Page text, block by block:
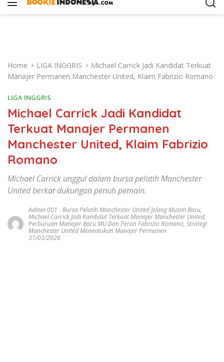
Home LIGA INGGRIS
Michael Carrick Jadi Kandidat Terkuat
Manajer Permanen Manchester United, Klaim Fabrizio Romano
LIGA INGGRIS
Michael Carrick Jadi Kandidat
Terkuat Manajer Permanen
Manchester United, Klaim Fabrizio
Romano
Michael Carrick unggul dalam bursa pelatih Manchester
United berkat dukungan penuh pemain.
Admin 001 -Bursa Pelatih Manchester United Jelang Musim Baru,
Michael Carrick Jadi Kandidat Terkuat Manajer Manchester United,
Perburuan Manajer Baru MU Dan Peran Fabrizio Romano, Strategi
Manchester United Menentukan Manajer Permanen
31/03/2026